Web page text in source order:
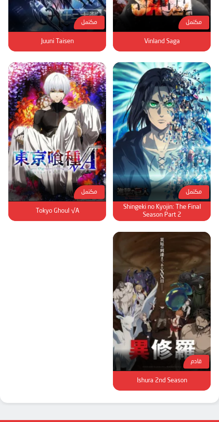
مكتمل
Vinland Saga
مكتمل
Juuni Taisen
مكتمل
Shingeki no Kyojin: The Final
Season Part 2
مكتمل
Tokyo Ghoul √A
قادم
Ishura 2nd Season